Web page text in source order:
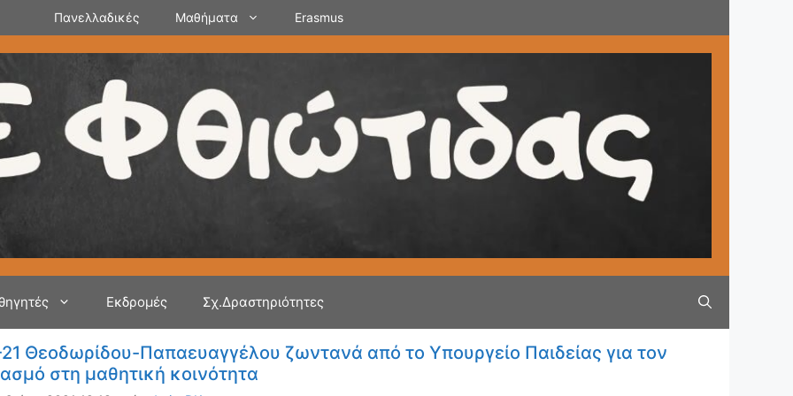
Πανελλαδικές Μαθήματα Erasmus
Εκδρομές Σχ.Δραστηριότητες
Θεοδωρίδου-Παπαευαγγέλου ζωντανά από το Υπουργείο Παιδείας για τον
στη μαθητική κοινότητα